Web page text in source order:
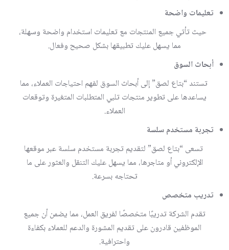
تعليمات واضحة
حيث تأتي جميع المنتجات مع تعليمات استخدام واضحة وسهلة،
مما يسهل عليك تطبيقها بشكل صحيح وفعال.
أبحاث السوق
تستند “بتاع لصق” إلى أبحاث السوق لفهم احتياجات العملاء، مما
يساعدها على تطوير منتجات تلبي المتطلبات المتغيرة وتوقعات
العملاء.
تجربة مستخدم سلسة
تسعى “بتاع لصق” لتقديم تجربة مستخدم سلسة عبر موقعها
الإلكتروني أو متاجرها، مما يسهل عليك التنقل والعثور على ما
تحتاجه بسرعة.
تدريب متخصص
تقدم الشركة تدريبًا متخصصًا لفريق العمل، مما يضمن أن جميع
الموظفين قادرون على تقديم المشورة والدعم للعملاء بكفاءة
واحترافية.